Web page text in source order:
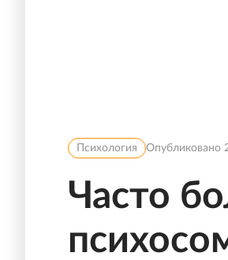
Психология Опубликовано
Часто